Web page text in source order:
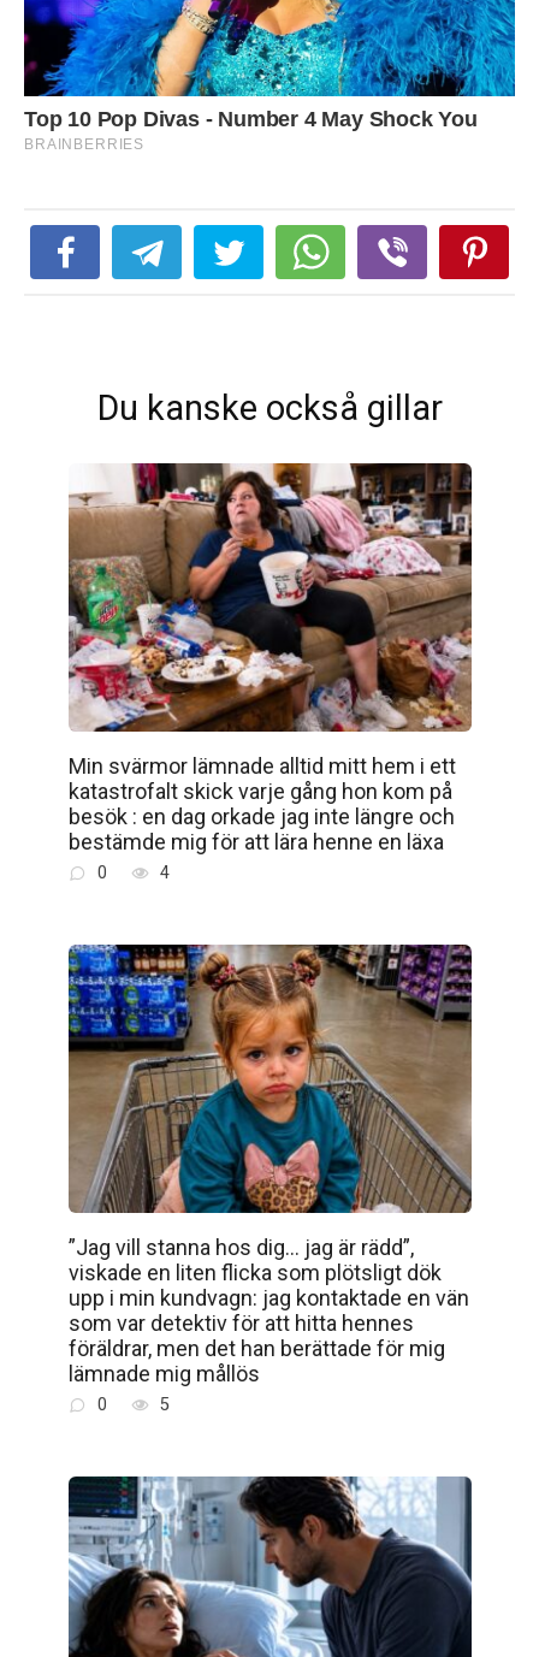
Du kanske också gillar
Min svärmor lämnade alltid mitt hem i ett
katastrofalt skick varje gång hon kom på
besök : en dag orkade jag inte längre och
bestämde mig för att lära henne en läxa
0 4
”Jag vill stanna hos dig… jag är rädd”,
viskade en liten flicka som plötsligt dök
upp i min kundvagn: jag kontaktade en vän
som var detektiv för att hitta hennes
föräldrar, men det han berättade för mig
lämnade mig mållös
0 5